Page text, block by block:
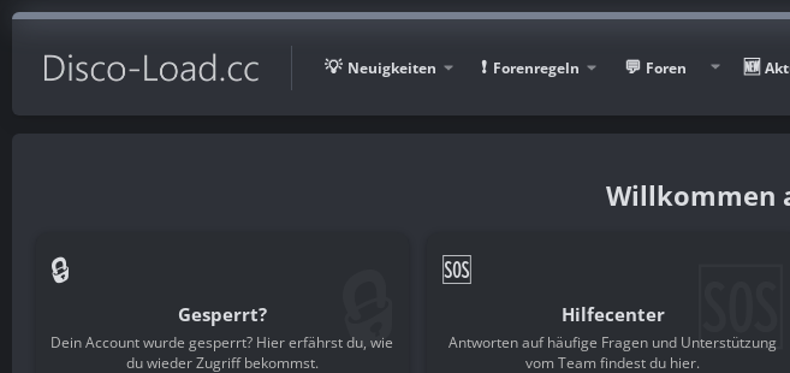
Neuigkeiten Forenregeln Foren
🔒
Gesperrt?
Dein Account wurde gesperrt? Hier erfährst du, wie
du wieder Zugriff bekommst.
🔒 🆘
Hilfecenter
Antworten auf häufige Fragen und Unterstützung
vom Team findest du hier.🆘